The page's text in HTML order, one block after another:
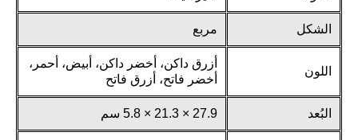
الشكل مربع
اللون
أزرق داكن، أخضر داكن، أبيض، أحمر،
أخضر فاتح، أزرق فاتح
البُعد 27.9 × 21.3 × 5.8 سم